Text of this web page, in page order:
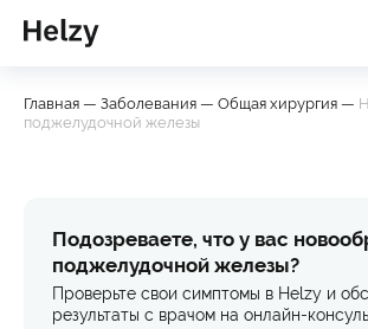
врачом
знаний
Главная — Заболевания — Общая хирургия —
поджелудочной железы
Подозреваете, что у вас
поджелудочной железы?
Проверьте свои симптомы в Helzy и
результаты с врачом на онлайн-